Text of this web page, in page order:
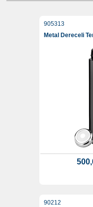
905313
Metal Dereceli
90212